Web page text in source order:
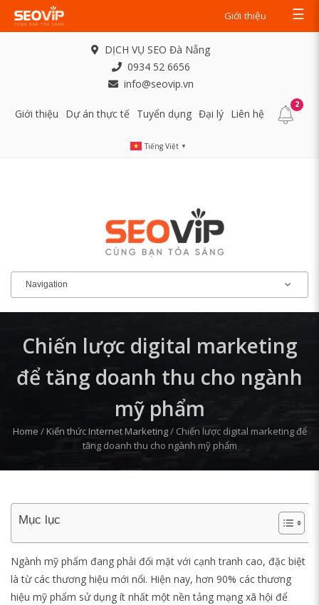
Giới thiệu ☰
DỊCH VỤ SEO Đà Nẵng
0934 52 6656
info@seovip.vn
Giới thiệu Dự án thực tế Tuyển dụng Đại lý Liên hệ
2
Tiếng Việt ▼
Chiến lược digital marketing
để tăng doanh thu cho ngành
mỹ phẩm
Home /Kiến thức Internet Marketing/ Chiến lược digital marketing để
tăng doanh thu cho ngành mỹ phẩm
Mục lục
Ngành mỹ phẩm đang phải đối mặt với cạnh tranh cao, đặc biệt
là từ các thương hiệu mới nổi. Hiện nay, hơn 90% các thương
hiệu mỹ phẩm sử dụng ít nhất một nền tảng mạng xã hội để